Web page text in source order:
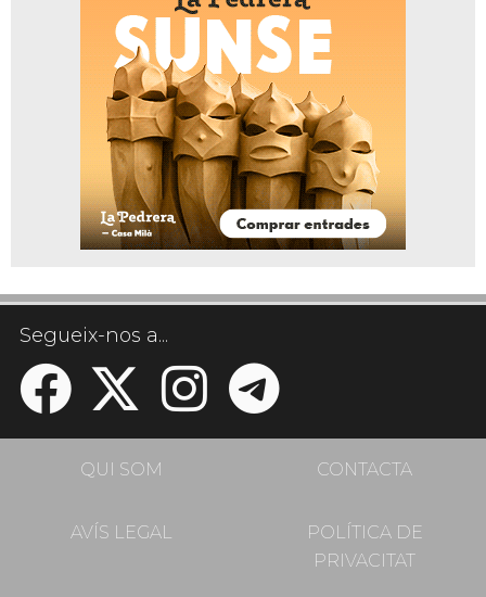
Segueix-nos a...
QUI SOM CONTACTA
AVÍS LEGAL
POLÍTICA DE
PRIVACITAT